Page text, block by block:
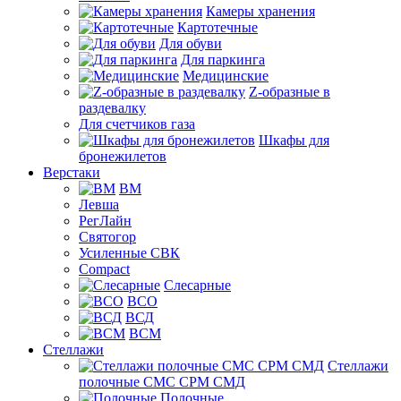
Камеры хранения
Картотечные
Для обуви
Для паркинга
Медицинские
Z-образные в
раздевалку
Для счетчиков газа
Шкафы для
бронежилетов
Верстаки
ВМ
Левша
РегЛайн
Святогор
Усиленные СВК
Compact
Слесарные
ВСО
ВСД
ВСМ
Стеллажи
Стеллажи
полочные СМС СРМ СМД
Полочные